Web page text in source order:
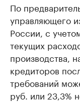
По
управляющего
России, с
текущих
производства,
кредиторов
требований
руб. или 23,3%